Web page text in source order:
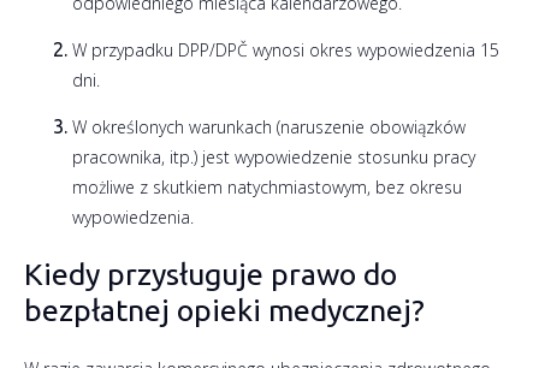
W przypadku DPP/DPČ wynosi okres wypowiedzenia 15
dni.
W określonych warunkach (naruszenie obowiązków
pracownika, itp.) jest wypowiedzenie stosunku pracy
możliwe z skutkiem natychmiastowym, bez okresu
wypowiedzenia.
Kiedy przysługuje prawo do
bezpłatnej opieki medycznej?